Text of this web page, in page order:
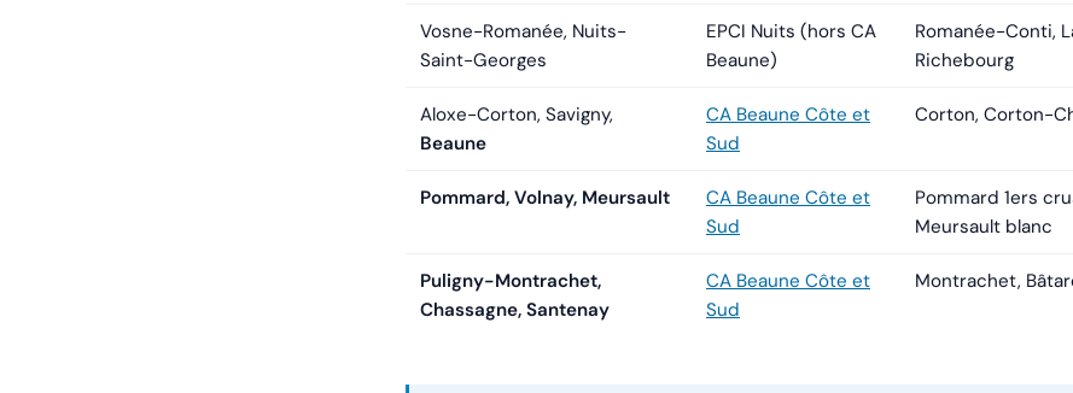
Vosne-Romanée, Nuits-
Saint-Georges
EPCI Nuits (hors CA
Beaune)
Romanée-Conti,
Richebourg
Aloxe-Corton, Savigny,
Beaune
CA Beaune Côte et
Sud
Corton, Corton-
Pommard, Volnay, Meursault
CA Beaune Côte et
Sud
Pommard 1ers
Meursault blanc
Puligny-Montrachet,
Chassagne, Santenay
CA Beaune Côte et
Sud
Montrachet,